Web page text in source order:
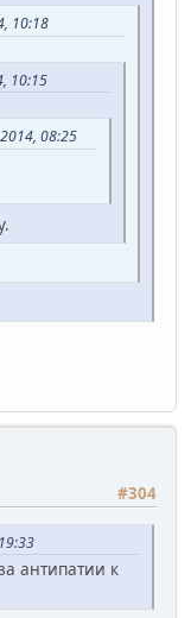
10:18
10:15
08:25
#304
антипатии к